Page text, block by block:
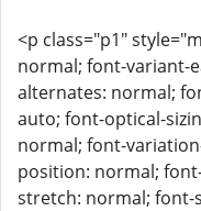
<p class="p1"
normal; font-variant-
alternates: normal;
auto; font-optical-
normal; font-
position: normal;
stretch: normal; font-